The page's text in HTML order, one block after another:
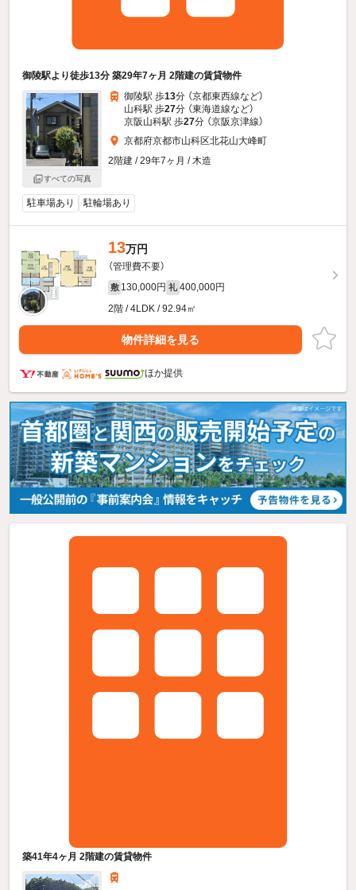
御陵駅より徒歩13分 築29年7ヶ月 2階建の賃貸物件
すべての写真
御陵駅 歩13分 （京都東西線など）
山科駅 歩27分 （東海道線など）
京阪山科駅 歩27分 （京阪京津線）
京都府京都市山科区北花山大峰町
2階建 / 29年7ヶ月 / 木造
駐車場あり 駐輪場あり
13万円
（管理費不要）
敷 130,000円 礼 400,000円
2階 / 4LDK / 92.94㎡
物件詳細を見る
ほか提供
築41年4ヶ月 2階建の賃貸物件